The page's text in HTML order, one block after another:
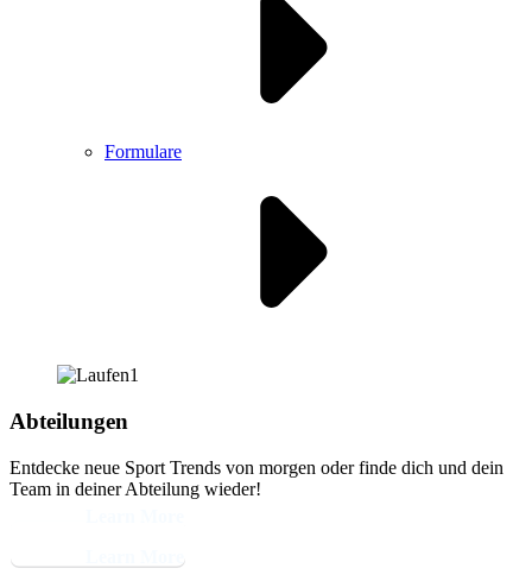
Formulare
Abteilungen
Entdecke neue Sport Trends von morgen oder finde dich und dein
Team in deiner Abteilung wieder!